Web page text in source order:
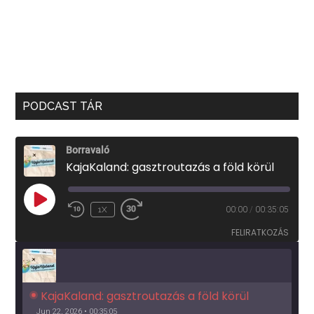
PODCAST TÁR
Borravaló
KajaKaland: gasztroutazás a föld körül
PLAY
EPISODE
1X 00:00 / 00:35:05
FELIRATKOZÁS
KajaKaland: gasztroutazás a föld körül
Jun 22, 2026 • 00:35:05